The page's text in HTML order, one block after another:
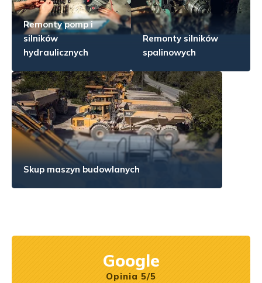
Remonty pomp i
silników
hydraulicznych
Remonty silników
spalinowych
Skup maszyn budowlanych
Google
Opinia 5/5